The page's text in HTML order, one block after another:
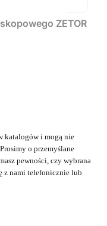
ZETOR
katalogów i mogą nie
o przemyślane
pewności, czy wybrana
z nami telefonicznie lub